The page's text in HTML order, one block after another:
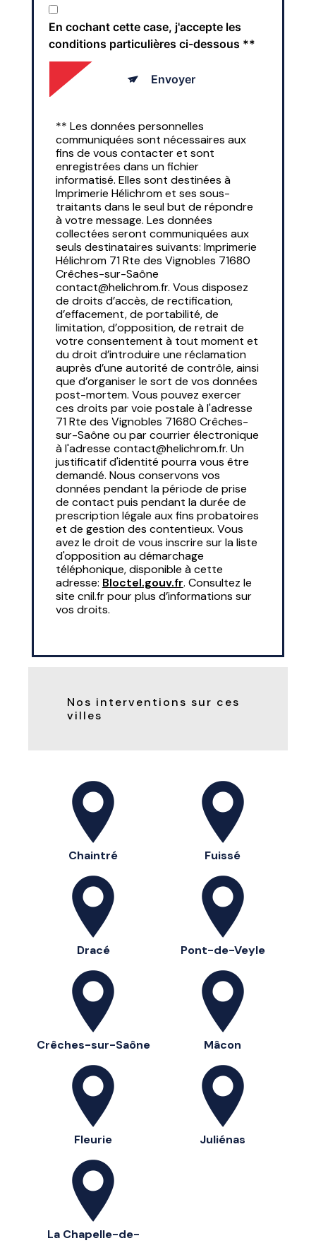
En cochant cette case, j'accepte les
conditions particulières ci-dessous **
Envoyer
** Les données personnelles
communiquées sont nécessaires aux
fins de vous contacter et sont
enregistrées dans un fichier
informatisé. Elles sont destinées à
Imprimerie Hélichrom et ses sous-
traitants dans le seul but de répondre
à votre message. Les données
collectées seront communiquées aux
seuls destinataires suivants: Imprimerie
Hélichrom 71 Rte des Vignobles 71680
Crêches-sur-Saône
contact@helichrom.fr. Vous disposez
de droits d’accès, de rectification,
d’effacement, de portabilité, de
limitation, d’opposition, de retrait de
votre consentement à tout moment et
du droit d’introduire une réclamation
auprès d’une autorité de contrôle, ainsi
que d’organiser le sort de vos données
post-mortem. Vous pouvez exercer
ces droits par voie postale à l'adresse
71 Rte des Vignobles 71680 Crêches-
sur-Saône ou par courrier électronique
à l'adresse contact@helichrom.fr. Un
justificatif d'identité pourra vous être
demandé. Nous conservons vos
données pendant la période de prise
de contact puis pendant la durée de
prescription légale aux fins probatoires
et de gestion des contentieux. Vous
avez le droit de vous inscrire sur la liste
d'opposition au démarchage
téléphonique, disponible à cette
adresse: Bloctel.gouv.fr. Consultez le
site cnil.fr pour plus d’informations sur
vos droits.
Nos interventions sur ces
villes
Chaintré Fuissé
Dracé Pont-de-Veyle
Crêches-sur-Saône Mâcon
Fleurie Juliénas
La Chapelle-de-